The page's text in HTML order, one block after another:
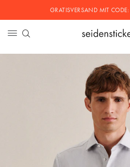
GRATISVERSAND MITCODE: